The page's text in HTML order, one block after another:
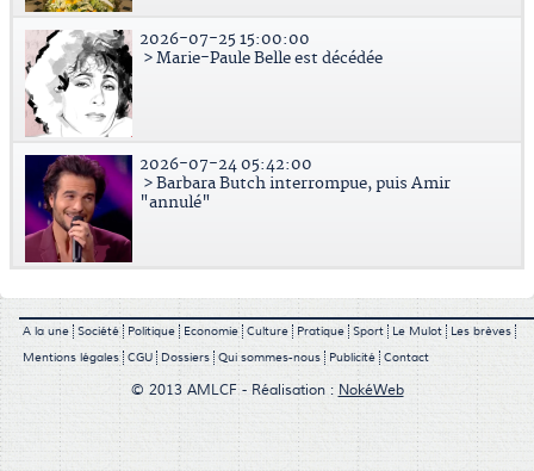
2026-07-25 15:00:00
> Marie-Paule Belle est décédée
2026-07-24 05:42:00
> Barbara Butch interrompue, puis Amir
"annulé"
A la une Société Politique Economie Culture Pratique Sport Le Mulot
Les brèves
Mentions légales CGU Dossiers Qui sommes-nous Publicité Contact
© 2013 AMLCF - Réalisation : NokéWeb